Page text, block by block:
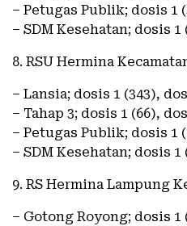
– Petugas Publik; dosis 1
– SDM Kesehatan; dosis 1
8. RSU Hermina
– Lansia; dosis 1 (343),
– Tahap 3; dosis 1 (66),
– Petugas Publik; dosis 1
– SDM Kesehatan; dosis 1
9. RS Hermina Lampung
– Gotong Royong; dosis 1